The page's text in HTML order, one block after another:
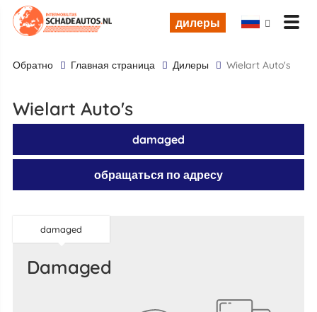
дилеры
обратно Главная страница дилеры Wielart Auto's
Wielart Auto's
damaged
обращаться по адресу
damaged
damaged